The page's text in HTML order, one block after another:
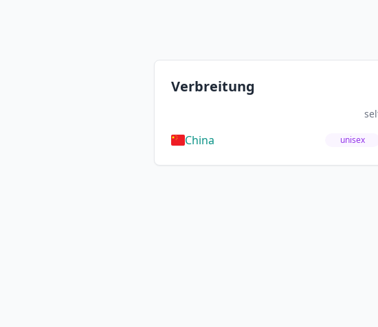
Verbreitung
China unisex